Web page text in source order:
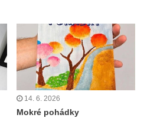
14. 6. 2026
Mokré pohádky